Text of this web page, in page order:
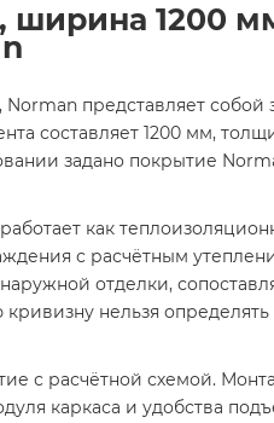
ширина 1200
представляет
составляет 1200 мм,
задано покрытие
как
с расчётным
отделки,
нельзя
с расчётной схемой.
каркаса и удобства